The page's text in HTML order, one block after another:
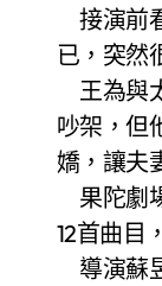
接演前
已，突然
王為與
吵架，但
嬌，讓夫
果陀劇
12首曲目
導演蘇